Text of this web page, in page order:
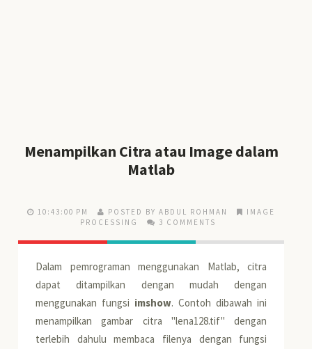
Menampilkan Citra atau Image dalam
Matlab
10:43:00 PM POSTED BY ABDUL ROHMAN
IMAGE
PROCESSING
3 COMMENTS
Dalam pemrograman menggunakan Matlab, citra
dapat ditampilkan dengan mudah dengan
menggunakan fungsi imshow. Contoh dibawah ini
menampilkan gambar citra "lena128.tif" dengan
terlebih dahulu membaca filenya dengan fungsi